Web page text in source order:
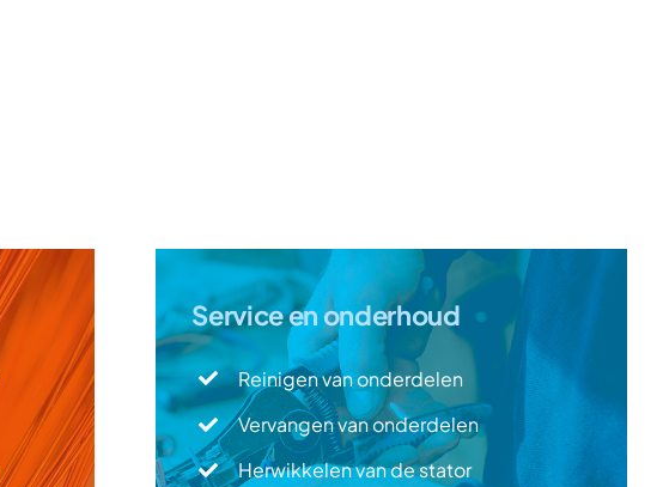
Service en onderhoud
Reinigen van onderdelen
Vervangen van onderdelen
Herwikkelen van de stator